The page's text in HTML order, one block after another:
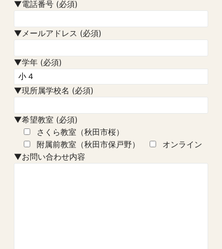
▼電話番号 (必須)
▼メールアドレス (必須)
▼学年 (必須)
▼現所属学校名 (必須)
▼希望教室 (必須)
さくら教室（秋田市桜）
附属前教室（秋田市保戸野）
オンライン
▼お問い合わせ内容